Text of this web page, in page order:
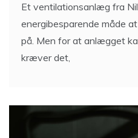
Et ventilationsanlæg fra
energibesparende måde
på. Men for at anlægget
kræver det,